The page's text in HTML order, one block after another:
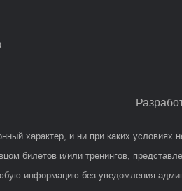
характер, и ни при каких условиях
билетов и/или тренингов,
информацию без уведомления